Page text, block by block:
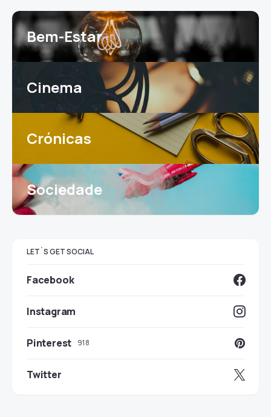
Bem-Estar
Cinema
Crónicas
Sociedade
LET`S GET SOCIAL
Facebook
Instagram
Pinterest 918
Twitter